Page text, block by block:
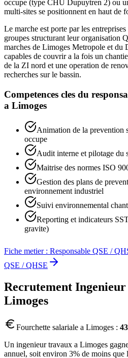
occupe (type CHU Dupuytren 2) ou
multi-sites se positionnent en haut de
Le marche est porte par les
groupes structurant leur organisation
marches de Limoges Metropole et du
capables de couvrir a la fois un
de la ZI nord et une operation de
recherches sur le bassin.
Competences cles du
a Limoges
Animation de la prevention
occupe
Audit interne et pilotage du
Maitrise des normes ISO
Gestion des plans de
environnement industriel
Suivi environnemental
Reporting et indicateurs
gravite)
Fiche metier : Responsable QSE /
QSE / QHSE
Recrutement
Limoges
Fourchette salariale a Limoges :
Un ingenieur travaux a Limoges
annuel, soit environ 3% de moins que